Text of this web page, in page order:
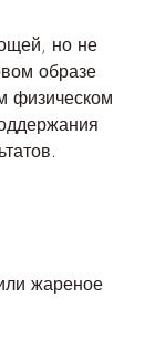
но не
образе
физическом
жареное